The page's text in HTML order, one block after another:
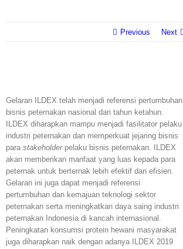
Previous Next
Image
Gelaran ILDEX telah menjadi referensi pertumbuhan
bisnis peternakan nasional dari tahun ketahun.
ILDEX diharapkan mampu menjadi fasilitator pelaku
industri peternakan dan memperkuat jejaring bisnis
para stakeholder pelaku bisnis peternakan. ILDEX
akan memberikan manfaat yang luas kepada para
peternak untuk berternak lebih efektif dan efisien.
Gelaran ini juga dapat menjadi referensi
pertumbuhan dan kemajuan teknologi sektor
peternakan serta meningkatkan daya saing industri
peternakan Indonesia di kancah internasional.
Peningkatan konsumsi protein hewani masyarakat
juga diharapkan naik dengan adanya ILDEX 2019